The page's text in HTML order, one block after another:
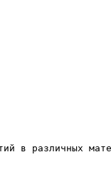
в различных